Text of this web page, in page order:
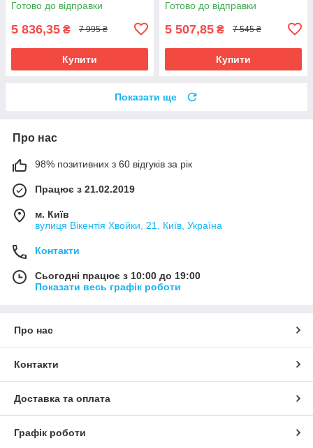
Wi-Fi
Готово до відправки
5 836,35 ₴ 7 995 ₴
Купити
терморегулятором Valmi P30
Готово до відправки
5 507,85 ₴ 7 545 ₴
Купити
Показати ще
Про нас
98% позитивних з 60 відгуків за рік
Працює з 21.02.2019
м. Київ
вулиця Вікентія Хвойки, 21, Київ, Україна
Контакти
Сьогодні працює з 10:00 до 19:00
Показати весь графік роботи
Про нас
Контакти
Доставка та оплата
Графік роботи